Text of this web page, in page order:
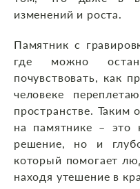
изменений и роста.
Памятник с
где можно
почувствовать, как
человеке
пространстве. Таким
на памятнике – это
решение, но и
который помогает
находя утешение в